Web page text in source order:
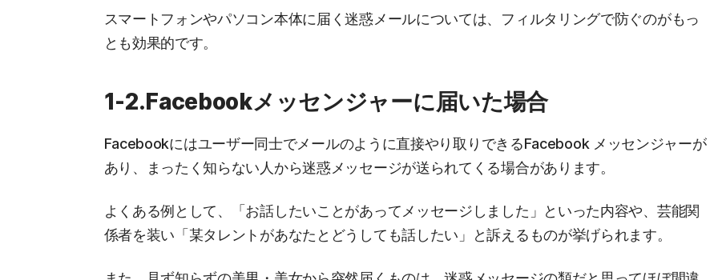
スマートフォンやパソコン本体に届く迷惑メールについては、フィルタリングで防ぐのがもっ
とも効果的です。
1-2.Facebookメッセンジャーに届いた場合
Facebookにはユーザー同士でメールのように直接やり取りできるFacebook メッセンジャーが
あり、まったく知らない人から迷惑メッセージが送られてくる場合があります。
よくある例として、「お話したいことがあってメッセージしました」といった内容や、芸能関
係者を装い「某タレントがあなたとどうしても話したい」と訴えるものが挙げられます。